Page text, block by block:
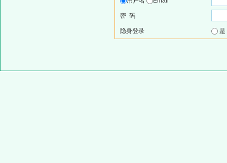
密 码
隐身登录